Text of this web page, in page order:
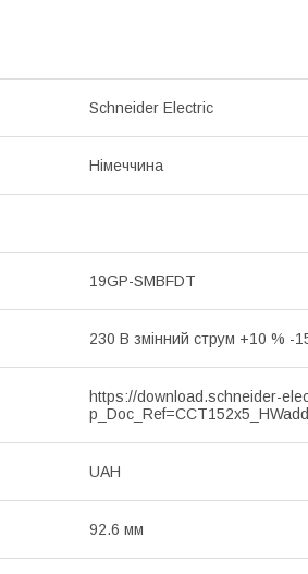
Schneider Electric
Німеччина
19GP-SMBFDT
230 В змінний струм +10 % -
https://download.schneider-
UAH
92.6 мм